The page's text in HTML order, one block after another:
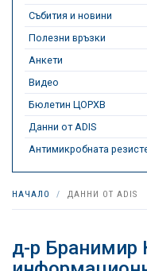
Събития и новини
Полезни връзки
Анкети
Видео
Бюлетин ЦОРХВ
Данни от ADIS
Антимикробната
НАЧАЛО ДАННИ ОТ ADIS
д-р Бранимир